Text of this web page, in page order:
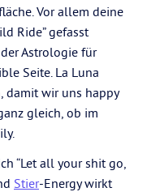
Vor allem deine
Ride” gefasst
Astrologie für
Seite. La Luna
damit wir uns happy
gleich, ob im
“Let all your shit go,
Stier-Energy wirkt